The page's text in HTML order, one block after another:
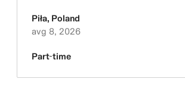
Piła, Poland
avg 8, 2026
Part-time